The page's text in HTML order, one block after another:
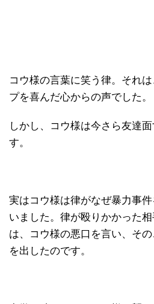
コウ様の言葉に笑う律。それ
プを喜んだ心からの声でした。
しかし、コウ様は今さら友達
す。
実はコウ様は律がなぜ暴力事
いました。律が殴りかかった
は、コウ様の悪口を言い、そ
を出したのです。